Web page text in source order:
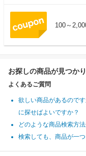
100～
お探しの商品が見つか
よくあるご質問
欲しい商品があるので
に探せばよいですか？
どのような商品検索方
検索しても、商品が一